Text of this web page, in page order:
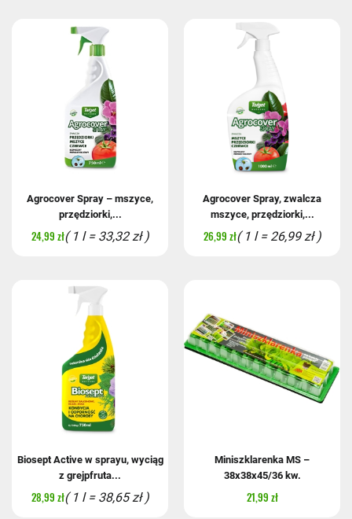
Agrocover Spray – mszyce,
przędziorki,...
24,99 zł( 1 l = 33,32 zł )
Agrocover Spray, zwalcza
mszyce, przędziorki,...
26,99 zł( 1 l = 26,99 zł )
Biosept Active w sprayu, wyciąg
z grejpfruta...
28,99 zł( 1 l = 38,65 zł )
Miniszklarenka MS –
38x38x45/36 kw.
21,99 zł